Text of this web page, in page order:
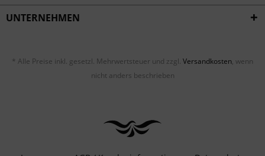
UNTERNEHMEN
* Alle Preise inkl. gesetzl. Mehrwertsteuer und zzgl. Versandkosten, wenn
nicht anders beschrieben